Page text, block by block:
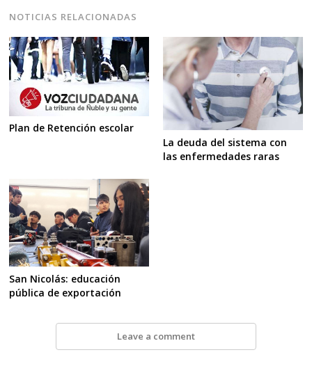
NOTICIAS RELACIONADAS
Plan de Retención escolar
La deuda del sistema con
las enfermedades raras
San Nicolás: educación
pública de exportación
Leave a comment